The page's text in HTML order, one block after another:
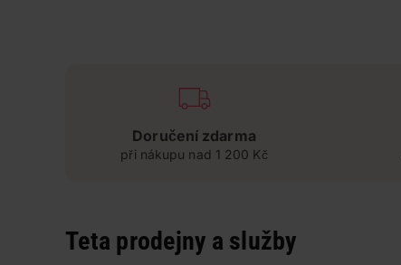
Doručení zdarma
při nákupu nad 1 200 Kč
Teta prodejny a služby